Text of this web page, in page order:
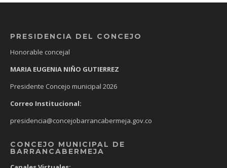
PRESIDENCIA DEL CONCEJO
Honorable concejal
MARIA EUGENIA NIÑO GUTIERREZ
Presidente Concejo municipal 2026
Correo Institucional:
presidencia@concejobarrancabermeja.gov.co
CONCEJO MUNICIPAL DE
BARRANCABERMEJA